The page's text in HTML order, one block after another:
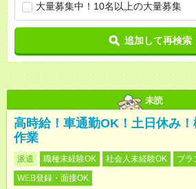
大量募集中！10名以上の大量募集
追加して再検索
未読
高時給！車通勤OK！土日休み
作業
派遣 職種未経験OK 社会人未経験OK
ブラ
WEB登録・面接OK